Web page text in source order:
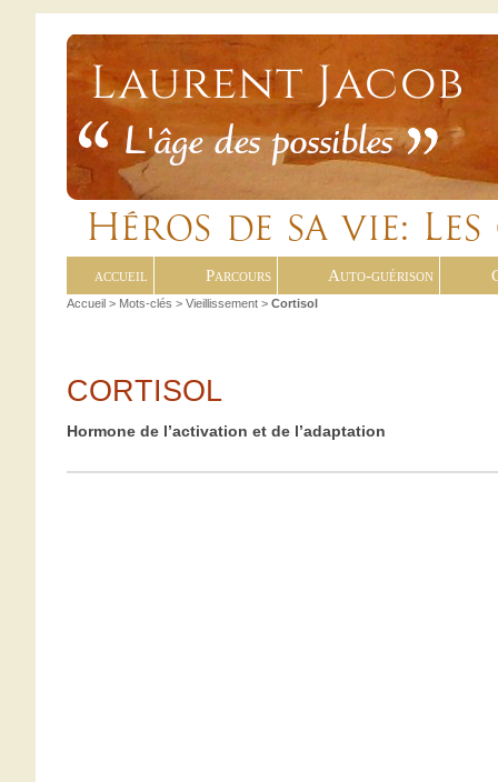
accueil Parcours Auto-guérison
Accueil > Mots-clés > Vieillissement > Cortisol
CORTISOL
Hormone de l’activation et de l’adaptation